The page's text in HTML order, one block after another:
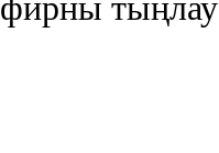
тыңлау